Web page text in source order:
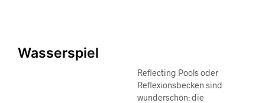
Wasserspiel
Reflecting Pools oder
Reflexionsbecken sind
wunderschön: die